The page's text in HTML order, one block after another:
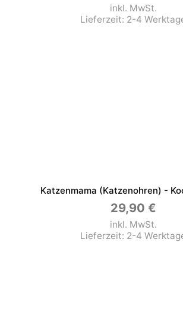
inkl. MwSt.
Lieferzeit: 2-4
Katzenmama (Katzenohren) -
29,90 €
inkl. MwSt.
Lieferzeit: 2-4